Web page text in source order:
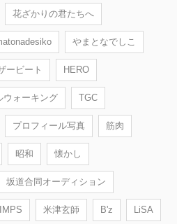
花ざかりの君たちへ
やまとなでしこ
ービート HERO
ウォーキング TGC
プロフィール写真 筋肉
昭和 懐かし
坂道合同オーディション
米津玄師 B'z LiSA